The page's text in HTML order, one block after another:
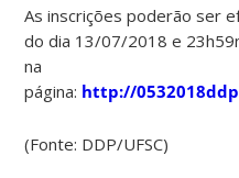
As inscrições poderão ser
do dia 13/07/2018 e
na
página: http://
(Fonte: DDP/UFSC)